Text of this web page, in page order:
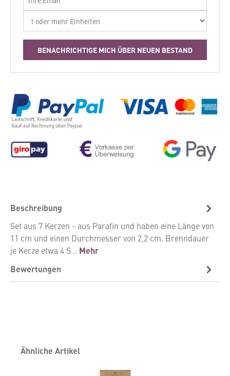
BENACHRICHTIGE MICH ÜBER NEUEN BESTAND
Beschreibung
Set aus 7 Kerzen - aus Parafin und haben eine Länge von
11 cm und einen Durchmesser von 2,2 cm. Brenndauer
je Kerze etwa 4 S… Mehr
Bewertungen
Produktgalerie überspringen
Ähnliche Artikel